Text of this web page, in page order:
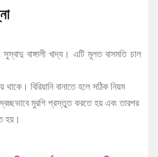
বাঙ্গালী খাদ্য। এটি মূলত বাসমতি চাল
থাকে। বিরিয়ানি বানাতে হলে সঠিক নিয়ম
মুরগি প্রস্তুত করতে হয় এবং তারপর
হয়।